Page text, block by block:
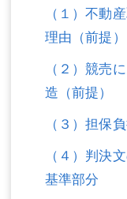
不動産
離婚（夫婦間トラ
企業法務
労働問題（解雇
刑事弁護
相続・遺言
企業法務
労働問題（解雇
刑事弁護
交通事故
（１）不動
理由（前提）
（２）競売
造（前提）
（３）担保
（４）判決
基準部分